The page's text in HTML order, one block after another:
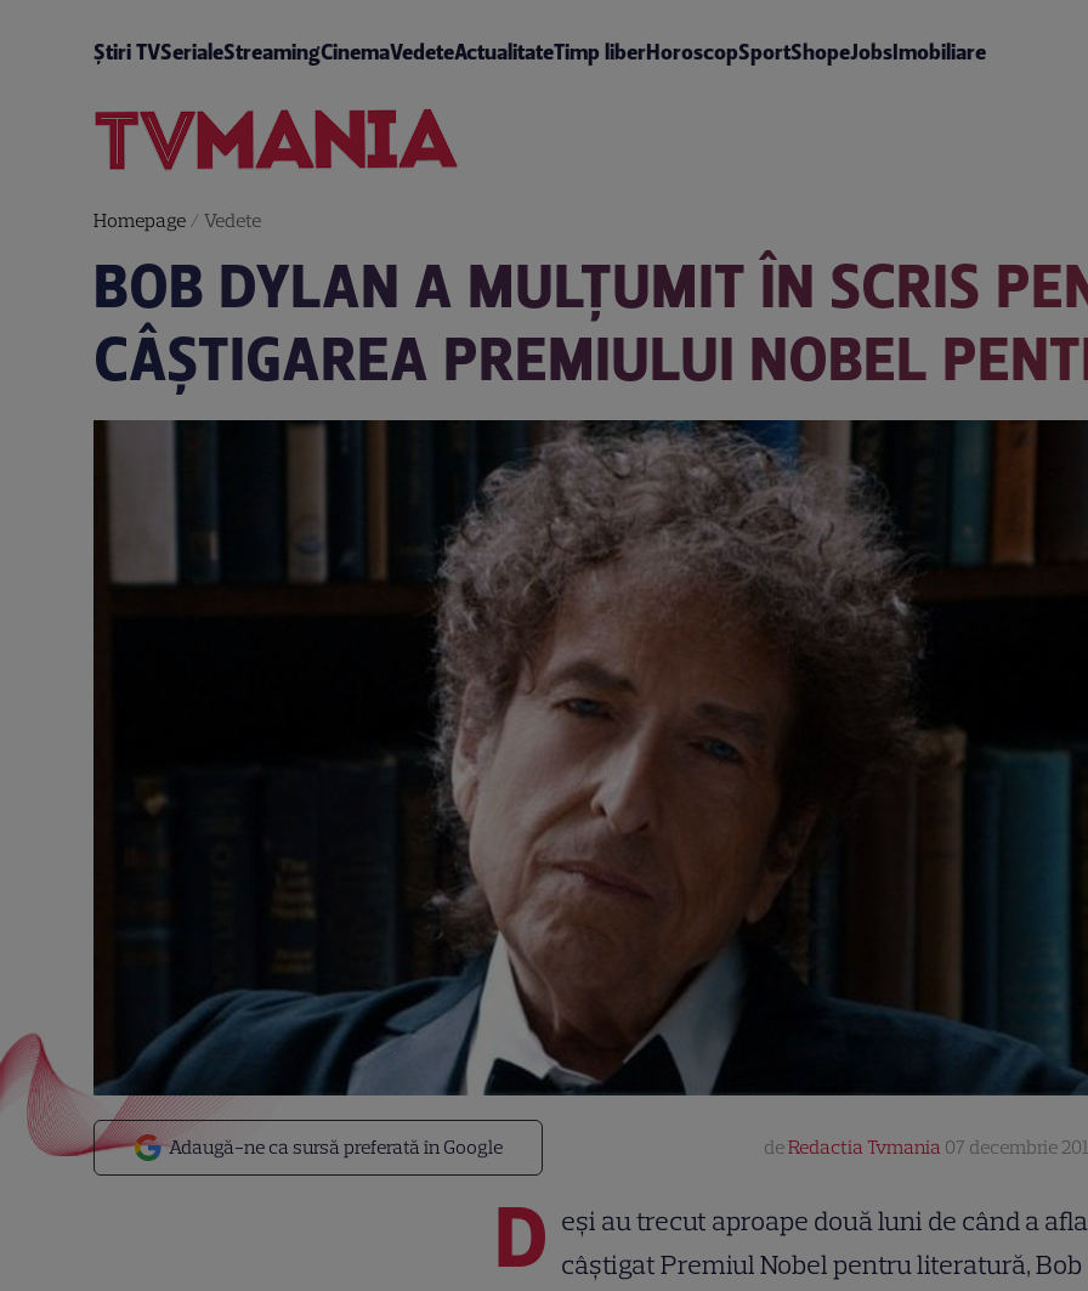
Știri TVSerialeStreamingCinemaVedeteActualitateTimp liberHoroscopSportShopeJobsImobiliare
Homepage/ Vedete
BOB DYLAN A MULȚUMIT ÎN SCRIS
CÂȘTIGAREA PREMIULUI NOBEL
Adaugă-ne ca sursă preferată în Google deRedactia Tvmania 07 decembrie
D eși au trecut aproape două luni de când a
câștigat Premiul Nobel pentru literatură, Bob